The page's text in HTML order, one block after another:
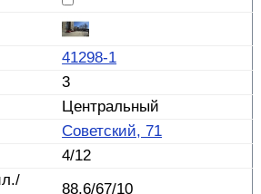
41298-1
3
Центральный
Советский, 71
4/12
88,6/67/10